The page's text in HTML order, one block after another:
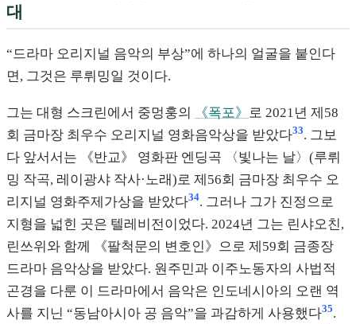
대
“드라마 오리지널 음악의 부상”에 하나의 얼굴을 붙인다
면, 그것은 루뤼밍일 것이다.
그는 대형 스크린에서 중멍훙의 《폭포》
로 2021년 제58
회 금마장 최우수 오리지널 영화음악상을 받았다33. 그보
다 앞서서는 《반교》 영화판 엔딩곡 〈빛나는 날〉(루뤼
밍 작곡, 레이광샤 작사·노래)로 제56회 금마장 최우수 오
리지널 영화주제가상을 받았다34. 그러나 그가 진정으로
지형을 넓힌 곳은 텔레비전이었다. 2024년 그는 린샤오친,
린쓰위와 함께 《팔척문의 변호인》으로 제59회 금종장
드라마 음악상을 받았다. 원주민과 이주노동자의 사법적
곤경을 다룬 이 드라마에서 음악은 인도네시아의 오랜 역
사를 지닌 “동남아시아 공 음악”을 과감하게 사용했다35.